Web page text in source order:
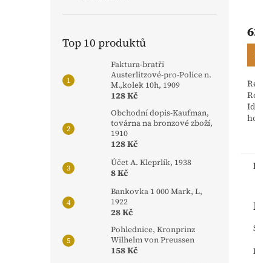
Top 10 produktů
Faktura-bratři
Austerlitzové-pro-Police n.
M.,kolek 10h, 1909
128 Kč
Obchodní dopis-Kaufman,
továrna na bronzové zboží,
1910
128 Kč
Účet A. Kleprlík, 1938
8 Kč
Bankovka 1 000 Mark, L,
1922
28 Kč
Pohlednice, Kronprinz
Wilhelm von Preussen
158 Kč